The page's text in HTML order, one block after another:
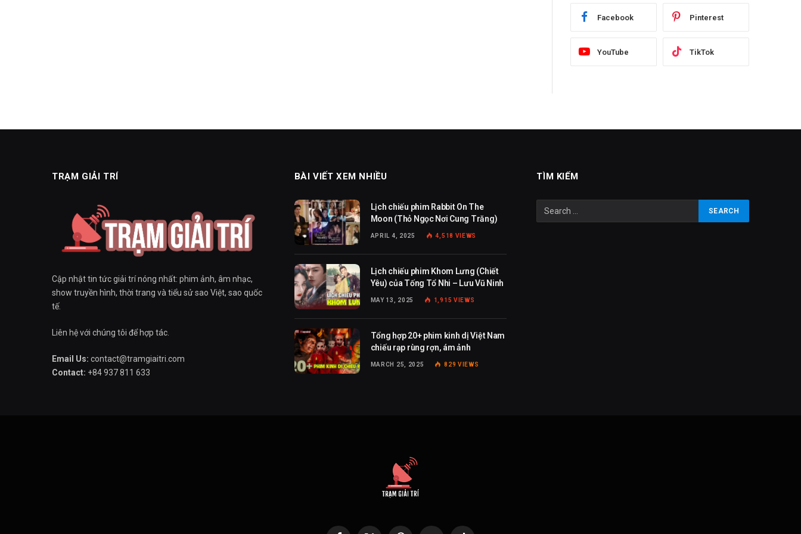
Facebook Pinterest
YouTube TikTok
TRẠM GIẢI TRÍ
Cập nhật tin tức giải trí nóng nhất: phim ảnh, âm nhạc,
show truyền hình, thời trang và tiểu sử sao Việt, sao quốc
tế.
Liên hệ với chúng tôi để hợp tác.
Email Us: contact@tramgiaitri.com
Contact: +84 937 811 633
BÀI VIẾT XEM NHIỀU
Lịch chiếu phim Rabbit On The
Moon (Thỏ Ngọc Nơi Cung Trăng)
APRIL 4, 2025 4,518 VIEWS
Lịch chiếu phim Khom Lưng (Chiết
Yêu) của Tống Tổ Nhi – Lưu Vũ Ninh
MAY 13, 2025 1,915 VIEWS
Tổng hợp 20+ phim kinh dị Việt Nam
chiếu rạp rùng rợn, ám ảnh
MARCH 25, 2025 829 VIEWS
TÌM KIẾM